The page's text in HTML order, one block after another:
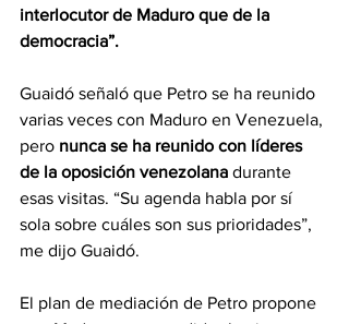
interlocutor de Maduro que de la
democracia”.
Guaidó señaló que Petro se ha reunido
varias veces con Maduro en Venezuela,
pero nunca se ha reunido con líderes
de la oposición venezolana durante
esas visitas. “Su agenda habla por sí
sola sobre cuáles son sus prioridades”,
me dijo Guaidó.
El plan de mediación de Petro propone